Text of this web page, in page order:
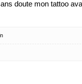
doute mon tattoo